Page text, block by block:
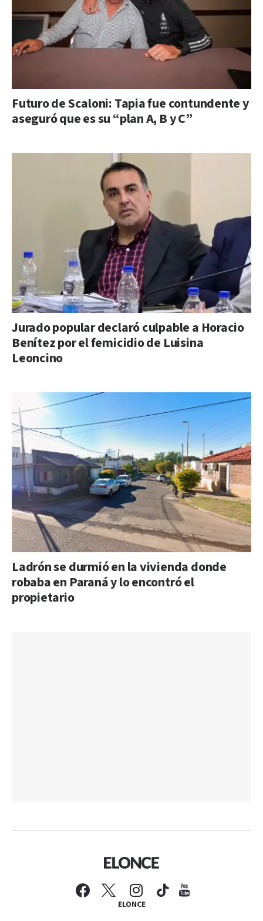
Futuro de Scaloni: Tapia fue contundente y
aseguró que es su “plan A, B y C”
Jurado popular declaró culpable a Horacio
Benítez por el femicidio de Luisina
Leoncino
Ladrón se durmió en la vivienda donde
robaba en Paraná y lo encontró el
propietario
ELONCE